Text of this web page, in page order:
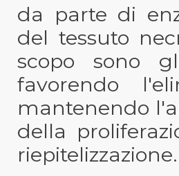
da parte di
del tessuto
scopo sono
favorendo
mantenendo
della
riepitelizzazione.